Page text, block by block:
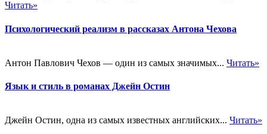
Читать»
Психологический реализм в рассказах Антона Чехова
Антон Павлович Чехов — один из самых значимых... Читать»
Язык и стиль в романах Джейн Остин
Джейн Остин, одна из самых известных английских... Читать»